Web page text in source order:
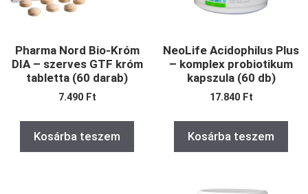
Pharma Nord Bio-Króm
DIA – szerves GTF króm
tabletta (60 darab)
7.490 Ft
Kosárba teszem
NeoLife Acidophilus Plus
– komplex probiotikum
kapszula (60 db)
17.840 Ft
Kosárba teszem